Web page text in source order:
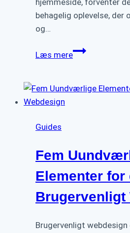
behagelig oplevelse, der
og…
Læs mereBedste
Skaber
Din
Hjemmeside
Guides
Fem
Elementer for
Brugervenligt
Brugervenligt